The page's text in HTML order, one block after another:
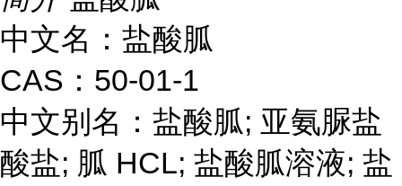
中文名：盐酸胍
CAS：50-01-1
中文别名：盐酸胍; 亚氨脲盐
酸盐; 胍 HCL; 盐酸胍溶液; 盐